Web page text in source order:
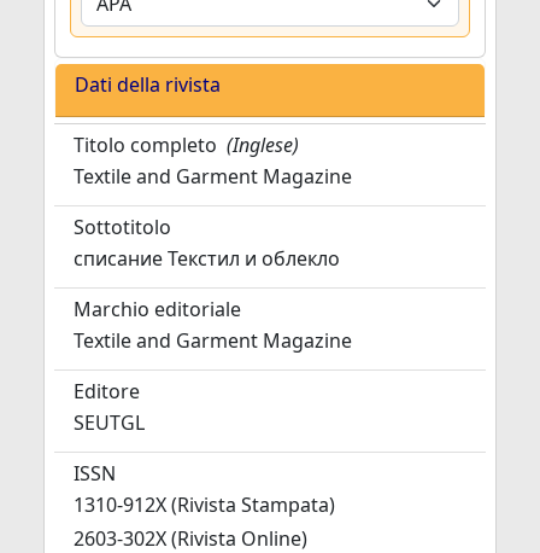
Dati della rivista
Titolo completo (Inglese)
Textile and Garment Magazine
Sottotitolo
списание Текстил и облекло
Marchio editoriale
Textile and Garment Magazine
Editore
SEUTGL
ISSN
1310-912X (Rivista Stampata)
2603-302X (Rivista Online)